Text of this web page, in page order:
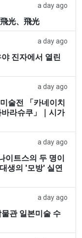
a day ago
光、飛光
a day ago
진자에서 열린
a day ago
술전 「카네이치
라슈쿠」｜시가
a day ago
이트스의 두 명이
생의 '모방' 실연
a day ago
관 일본미술 수